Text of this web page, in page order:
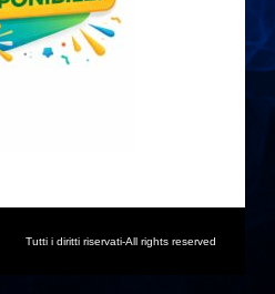
Tutti i diritti riservati-All rights reserved